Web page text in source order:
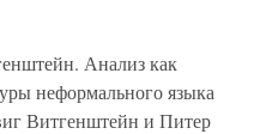
Анализ как
неформального языка
Витгенштейн и Питер